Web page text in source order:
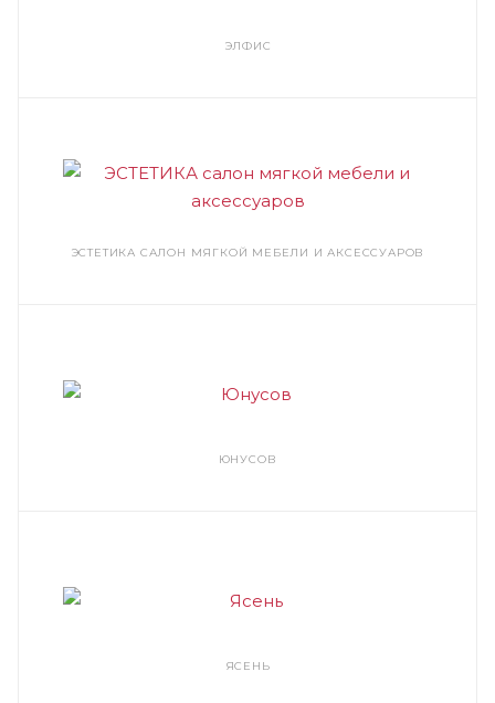
ЭЛФИС
ЭСТЕТИКА CАЛОН МЯГКОЙ МЕБЕЛИ И АКСЕССУАРОВ
ЮНУСОВ
ЯСЕНЬ